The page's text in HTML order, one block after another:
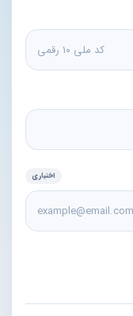
اختیاری